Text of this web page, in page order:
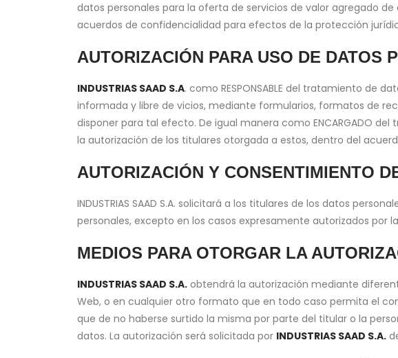
datos personales para la oferta de servicios de valor agregado
acuerdos de confidencialidad para efectos de la protección
AUTORIZACIÓN PARA USO DE DATOS
INDUSTRIAS SAAD S.A. como RESPONSABLE del tratamiento de
informada y libre de vicios, mediante formularios, formatos de
disponer para tal efecto. De igual manera como ENCARGADO
la autorización de los titulares otorgada a estos, dentro del
AUTORIZACIÓN Y CONSENTIMIENTO
INDUSTRIAS SAAD S.A. solicitará a los titulares de los datos
personales, excepto en los casos expresamente autorizados por la
MEDIOS PARA OTORGAR LA
INDUSTRIAS SAAD S.A. obtendrá la autorización mediante
Web, o en cualquier otro formato que en todo caso permita el
que de no haberse surtido la misma por parte del titular o la
datos. La autorización será solicitada por INDUSTRIAS SAAD S.A.